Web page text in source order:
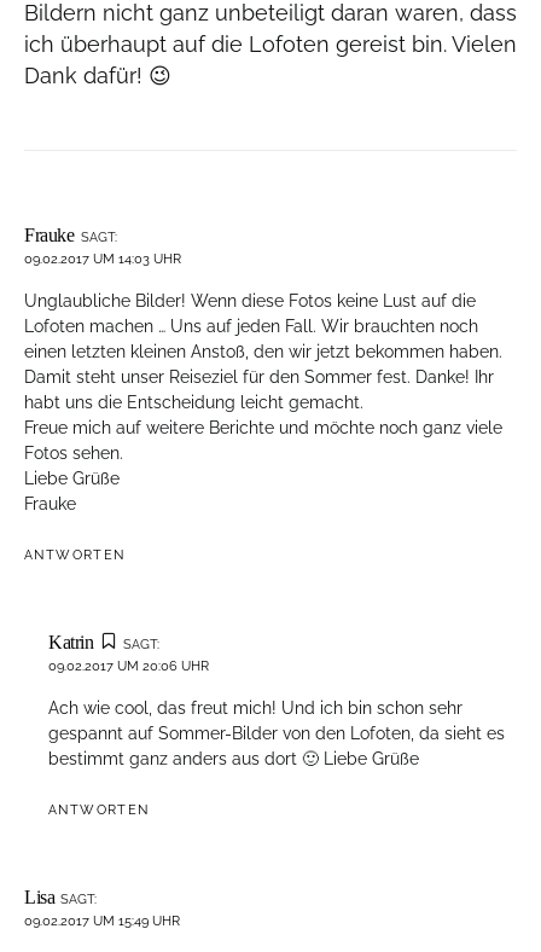
Bildern nicht ganz unbeteiligt daran waren, dass
ich überhaupt auf die Lofoten gereist bin. Vielen
Dank dafür! 😉
Frauke SAGT:
09.02.2017 UM 14:03 UHR
Unglaubliche Bilder! Wenn diese Fotos keine Lust auf die
Lofoten machen … Uns auf jeden Fall. Wir brauchten noch
einen letzten kleinen Anstoß, den wir jetzt bekommen haben.
Damit steht unser Reiseziel für den Sommer fest. Danke! Ihr
habt uns die Entscheidung leicht gemacht.
Freue mich auf weitere Berichte und möchte noch ganz viele
Fotos sehen.
Liebe Grüße
Frauke
ANTWORTEN
Katrin
SAGT:
09.02.2017 UM 20:06 UHR
Ach wie cool, das freut mich! Und ich bin schon sehr
gespannt auf Sommer-Bilder von den Lofoten, da sieht es
bestimmt ganz anders aus dort 🙂 Liebe Grüße
ANTWORTEN
Lisa SAGT:
09.02.2017 UM 15:49 UHR